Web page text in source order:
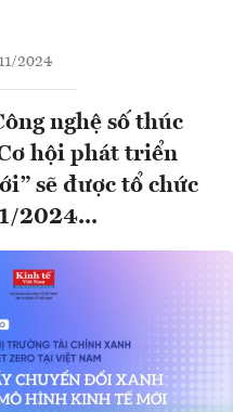
2024
nghệ số thúc
hội phát triển
sẽ được tổ chức
2024...